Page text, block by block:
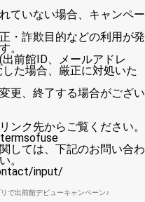
ていない場合、キャンペー
・詐欺目的などの利用が発
。
前館ID、メールアドレ
た場合、厳正に対処いた
更、終了する場合がござい
ンク先からご覧ください。
しては、下記のお問い合わ
。
input/
リで出前館デビューキャンペーン♪